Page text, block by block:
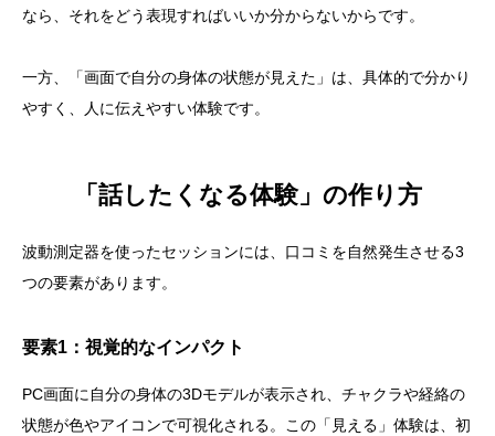
なら、それをどう表現すればいいか分からないからです。
一方、「画面で自分の身体の状態が見えた」は、具体的で分かり
やすく、人に伝えやすい体験です。
「話したくなる体験」の作り方
波動測定器を使ったセッションには、口コミを自然発生させる3
つの要素があります。
要素1：視覚的なインパクト
PC画面に自分の身体の3Dモデルが表示され、チャクラや経絡の
状態が色やアイコンで可視化される。この「見える」体験は、初